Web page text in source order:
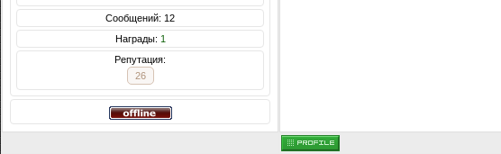
Сообщений: 12
Награды: 1
Репутация:
26